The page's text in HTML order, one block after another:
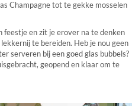
Champagne tot te gekke mosselen
feestje en zit je erover na te denken
te bereiden. Heb je nou geen
serveren bij een goed glas bubbels?
geopend en klaar om te